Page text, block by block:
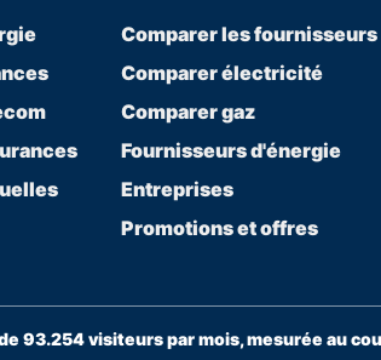
Comparer les
Comparer électricité
Comparer gaz
Fournisseurs d'énergie
Entreprises
Promotions et offres
93.254 visiteurs par mois, mesurée au